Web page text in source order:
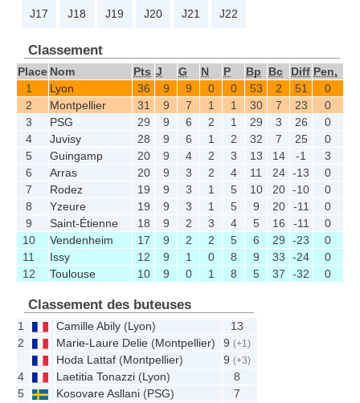
J17 J18 J19 J20 J21 J22
Classement
Place Nom Pts J G N P Bp Bc Diff Pen,
1
Lyon 36 9 9 0 0 53 2 51
0
2
Montpellier 31 9 7 1 1 30 7 23
0
3
PSG 29 9 6 2 1 29 3 26
0
4
Juvisy 28 9 6 1 2 32 7 25
0
5
Guingamp 20 9 4 2 3 13 14 -1
3
6
Arras 20 9 3 2 4 11 24 -13
0
7
Rodez 19 9 3 1 5 10 20 -10
0
8
Yzeure 19 9 3 1 5 9 20 -11
0
9
Saint-Étienne 18 9 2 3 4 5 16 -11
0
10
Vendenheim 17 9 2 2 5 6 29 -23
0
11
Issy 12 9 1 0 8 9 33 -24
0
12
Toulouse 10 9 0 1 8 5 37 -32 0
Classement des buteuses
1 Camille Abily (Lyon)
13
2
Marie-Laure Delie (Montpellier) 9(+1)
Hoda Lattaf (Montpellier) 9(+3)
4 Laetitia Tonazzi (Lyon)
8
5
Kosovare Asllani (PSG)
7